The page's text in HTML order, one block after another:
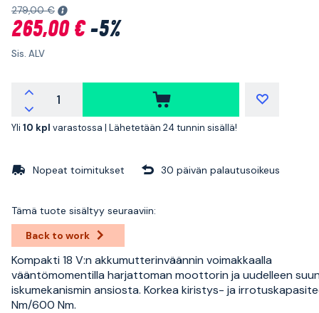
279,00 €
265,00 €-5%
Sis. ALV
Yli 10 kpl varastossa | Lähetetään 24 tunnin sisällä!
Nopeat toimitukset 30 päivän palautusoikeus
Tämä tuote sisältyy seuraaviin:
Back to work
Kompakti 18 V:n akkumutterinväännin voimakkaalla
vääntömomentilla harjattoman moottorin ja uudelleen
iskumekanismin ansiosta. Korkea kiristys- ja
Nm/600 Nm.